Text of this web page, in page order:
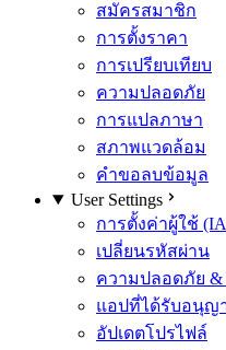
สมัครสมาชิก
การตั้งราคา
การเปรียบเทียบ
ความปลอดภัย
การแปลภาษา
สภาพแวดล้อม
คำขอลบข้อมูล
User Settings
การตั้งค่าผู้ใช้
เปลี่ยนรหัสผ่าน
ความปลอดภัย
แอปที่ได้รับอนุญ
อัปเดตโปรไฟล์